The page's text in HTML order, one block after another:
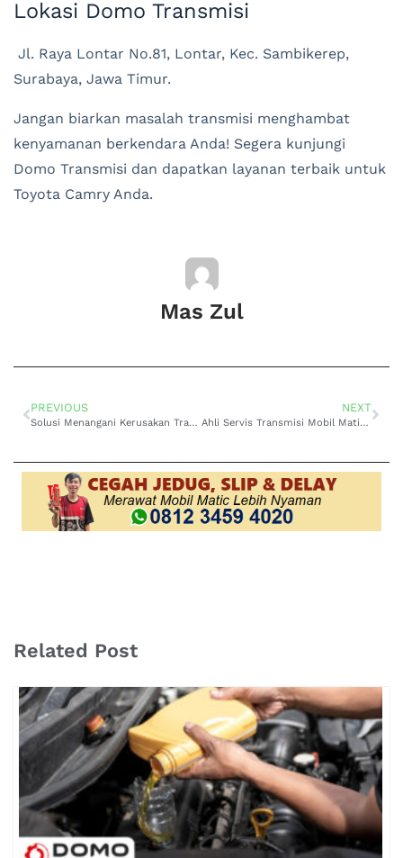
Lokasi Domo Transmisi
Jl. Raya Lontar No.81, Lontar, Kec. Sambikerep,
Surabaya, Jawa Timur.
Jangan biarkan masalah transmisi menghambat
kenyamanan berkendara Anda! Segera kunjungi
Domo Transmisi dan dapatkan layanan terbaik untuk
Toyota Camry Anda.
Mas Zul
PREVIOUS
Solusi Menangani Kerusakan Transmisi Mobil Toyota Calya di Sambikerep
NEXT
Ahli Servis Transmisi Mobil Matic Toyota Corolla yang Cepat Panas di Gubeng
Related Post